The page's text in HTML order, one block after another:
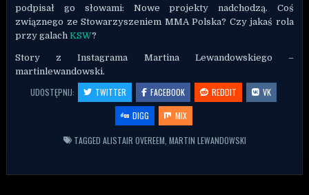
podpisał go słowami: Nowe projekty nadchodzą. Coś
związnego ze Stowarzyszeniem MMA Polska? Czy jakaś rola
przy galachKSW?
Story z Instagrama Martina Lewandowskiego –
martinlewandowski.
UDOSTĘPNIJ: TWITTER FACEBOOK REDDIT
VK
DIGG
MIX
TAGGED ALISTAIR OVEREEM MARTIN LEWANDOWSKI